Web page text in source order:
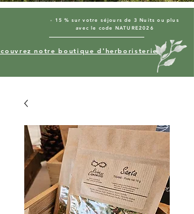
- 15 % sur votre séjours de 3 Nuits ou plus
avec le code NATURE2026
notre boutique d'herboristerie